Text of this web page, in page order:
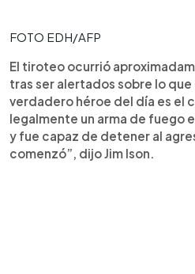
FOTO EDH/AFP
El tiroteo ocurrió
tras ser alertados sobre lo
verdadero héroe del día es el
legalmente un arma de fuego
y fue capaz de detener al
comenzó”, dijo Jim Ison.